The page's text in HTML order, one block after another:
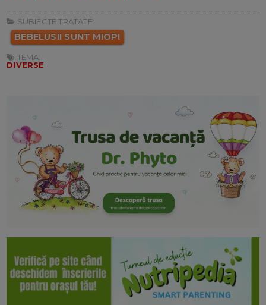
SUBIECTE TRATATE:
BEBELUSII SUNT MIOPI
TEMA:
DIVERSE